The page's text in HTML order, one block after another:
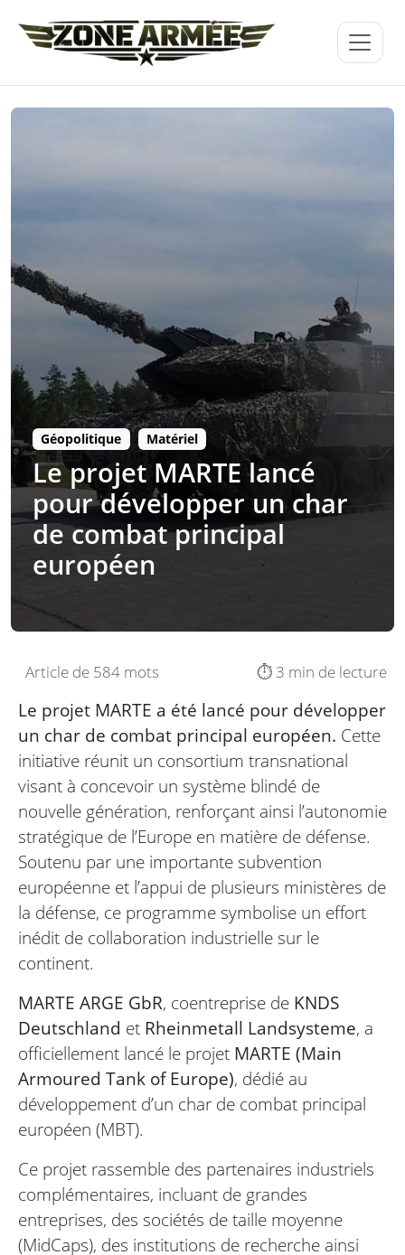
Géopolitique Matériel
Le projet MARTE lancé
pour développer un char
de combat principal
européen
Article de 584 mots ⏱️ 3 min de lecture
Le projet MARTE a été lancé pour développer
un char de combat principal européen. Cette
initiative réunit un consortium transnational
visant à concevoir un système blindé de
nouvelle génération, renforçant ainsi l’autonomie
stratégique de l’Europe en matière de défense.
Soutenu par une importante subvention
européenne et l’appui de plusieurs ministères de
la défense, ce programme symbolise un effort
inédit de collaboration industrielle sur le
continent.
MARTE ARGE GbR, coentreprise de KNDS
Deutschland et Rheinmetall Landsysteme, a
officiellement lancé le projet MARTE (Main
Armoured Tank of Europe), dédié au
développement d’un char de combat principal
européen (MBT).
Ce projet rassemble des partenaires industriels
complémentaires, incluant de grandes
entreprises, des sociétés de taille moyenne
(MidCaps), des institutions de recherche ainsi